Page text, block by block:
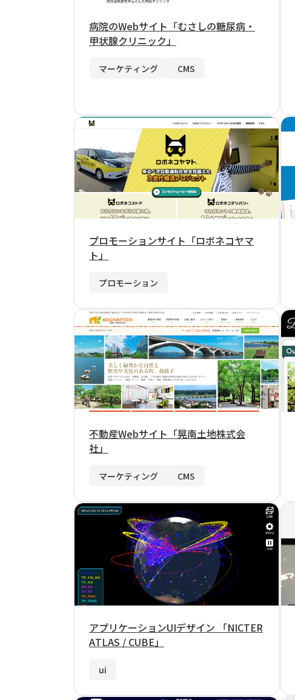
病院のWebサイト「むさしの糖尿病・
甲状腺クリニック」
マーケティング CMS
プロモーションサイト「ロボネコヤマ
ト」
プロモーション
不動産Webサイト「晃南土地株式会
社」
マーケティング CMS
アプリケーションUIデザイン 「NICTER
ATLAS / CUBE」
ui